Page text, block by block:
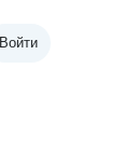
Войти